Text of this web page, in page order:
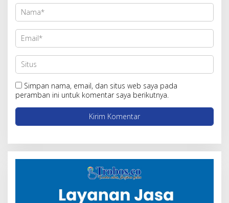
Simpan nama, email, dan situs web saya pada
peramban ini untuk komentar saya berikutnya.